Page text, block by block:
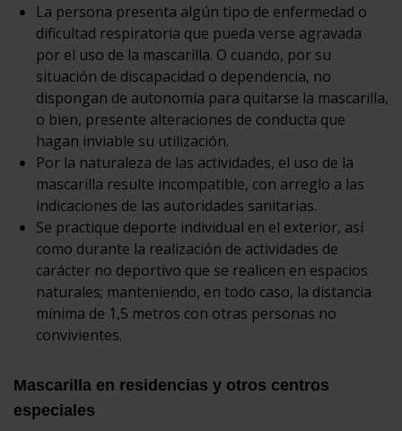
La persona presenta algún tipo de enfermedad o
dificultad respiratoria que pueda verse agravada
por el uso de la mascarilla. O cuando, por su
situación de discapacidad o dependencia, no
dispongan de autonomía para quitarse la mascarilla,
o bien, presente alteraciones de conducta que
hagan inviable su utilización.
Por la naturaleza de las actividades, el uso de la
mascarilla resulte incompatible, con arreglo a las
indicaciones de las autoridades sanitarias.
Se practique deporte individual en el exterior, así
como durante la realización de actividades de
carácter no deportivo que se realicen en espacios
naturales; manteniendo, en todo caso, la distancia
mínima de 1,5 metros con otras personas no
convivientes.
Mascarilla en residencias y otros centros
especiales